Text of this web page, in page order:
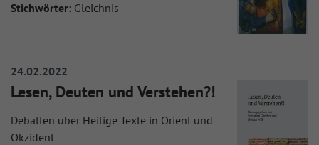
Stichwörter: Gleichnis
24.02.2022
Lesen, Deuten und Verstehen?!
Debatten über Heilige Texte in Orient und
Okzident